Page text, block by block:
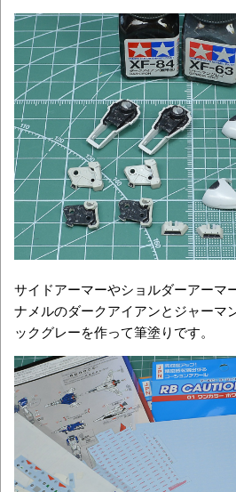
サイドアーマーやショルダーアーマ
ナメルのダークアイアンとジャーマ
ックグレーを作って筆塗りです。